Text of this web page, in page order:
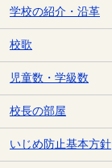
学校の紹介・沿革
校歌
児童数・学級数
校長の部屋
いじめ防止基本方針